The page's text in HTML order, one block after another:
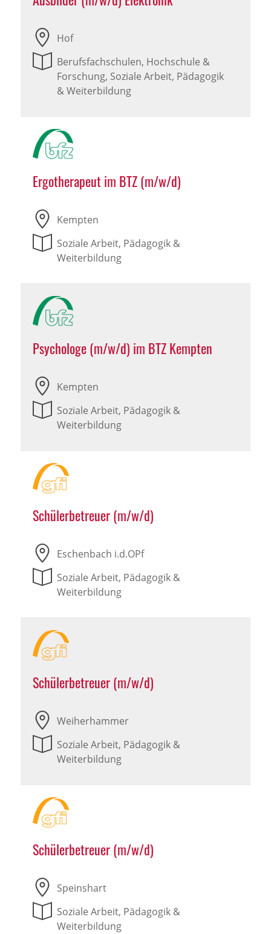
Hof
Berufsfachschulen, Hochschule &
Forschung, Soziale Arbeit, Pädagogik
& Weiterbildung
Ergotherapeut im BTZ (m/w/d)
Kempten
Soziale Arbeit, Pädagogik &
Weiterbildung
Psychologe (m/w/d) im BTZ Kempten
Kempten
Soziale Arbeit, Pädagogik &
Weiterbildung
Schülerbetreuer (m/w/d)
Eschenbach i.d.OPf
Soziale Arbeit, Pädagogik &
Weiterbildung
Schülerbetreuer (m/w/d)
Weiherhammer
Soziale Arbeit, Pädagogik &
Weiterbildung
Schülerbetreuer (m/w/d)
Speinshart
Soziale Arbeit, Pädagogik &
Weiterbildung